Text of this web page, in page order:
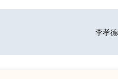
李孝德